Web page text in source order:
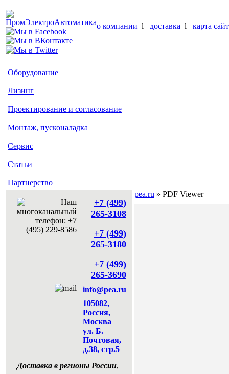
о компании l доставка l карта
Оборудование
Лизинг
Проектирование и согласование
Монтаж, пусконаладка
Сервис
Статьи
Партнерство
+7 (499)
265-3108
+7 (499)
265-3180
+7 (499)
265-3690
info@pea.ru
105082,
Россия,
Москва
ул. Б.
Почтовая,
д.38, стр.5
Доставка в регионы России,
pea.ru » PDF Viewer